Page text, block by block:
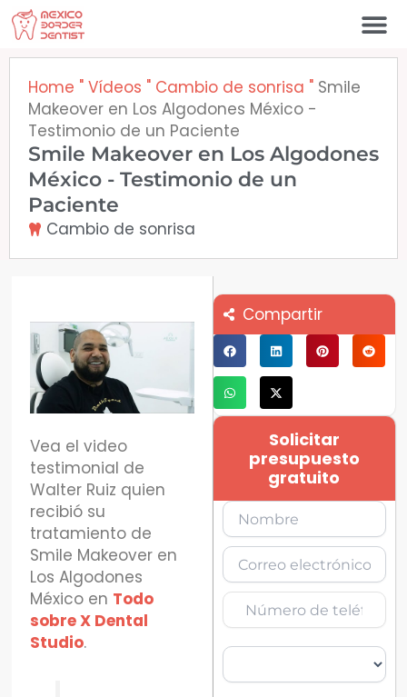
al
contenido
Home " Vídeos " Cambio de sonrisa " Smile
Makeover en Los Algodones México -
Testimonio de un Paciente
Smile Makeover en Los Algodones
México - Testimonio de un
Paciente
Cambio de sonrisa
Vea el video
testimonial de
Walter Ruiz quien
recibió su
tratamiento de
Smile Makeover en
Los Algodones
México en Todo
sobre X Dental
Studio.
Compartir
Solicitar
presupuesto
gratuito